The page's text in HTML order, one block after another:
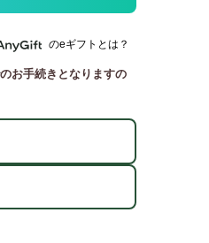
のeギフトとは？
お手続きとなりますの